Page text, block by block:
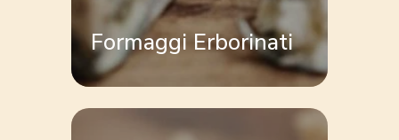
Formaggi Erborinati